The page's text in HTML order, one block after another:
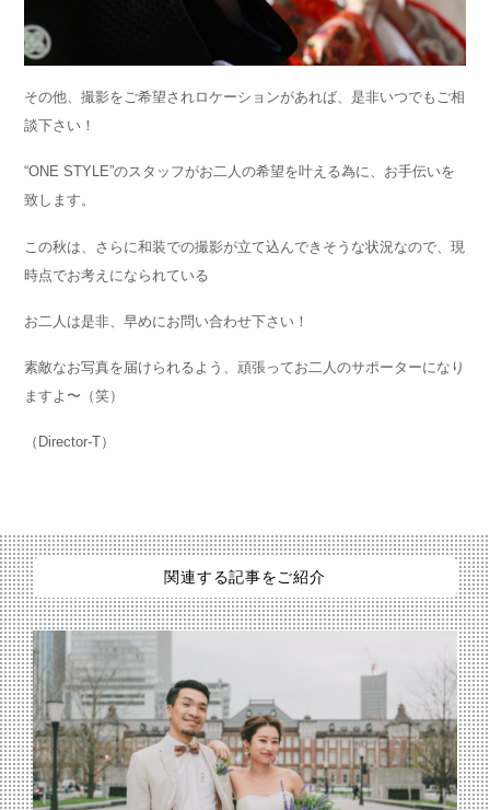
その他、撮影をご希望されロケーションがあれば、是非いつでもご相
談下さい！
“ONE STYLE”のスタッフがお二人の希望を叶える為に、お手伝いを
致します。
この秋は、さらに和装での撮影が立て込んできそうな状況なので、現
時点でお考えになられている
お二人は是非、早めにお問い合わせ下さい！
素敵なお写真を届けられるよう、頑張ってお二人のサポーターになり
ますよ〜（笑）
（Director-T）
関連する記事をご紹介